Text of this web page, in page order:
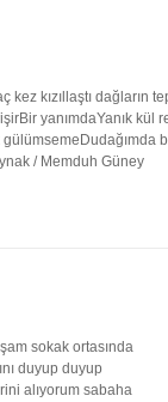
kızıllaştı dağların
yanımdaYanık kül
/ Memduh Güney
sokak ortasında
duyup duyup
alıyorum sabaha